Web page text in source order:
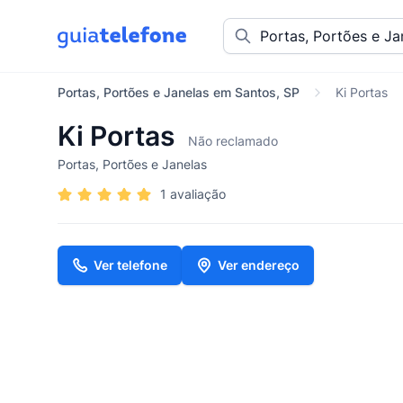
Portas, Portões e Janelas em Santos, SP Ki Portas
Ki Portas
Não reclamado
Portas, Portões e Janelas
1 avaliação
Ver telefone Ver endereço